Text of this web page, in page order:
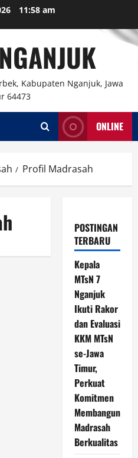
11:58 am
Kabupaten Nganjuk, Jawa
64473
ONLINE
Profil Madrasah
POSTINGAN
TERBARU
Kepala
MTsN 7
Nganjuk
Ikuti Rakor
dan Evaluasi
KKM MTsN
se-Jawa
Timur,
Perkuat
Komitmen
Membangun
Madrasah
Berkualitas